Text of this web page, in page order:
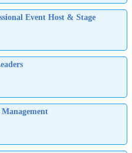
Event Host & Stage